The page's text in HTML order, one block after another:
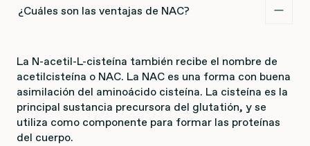
¿Cuáles son las ventajas de NAC?
La N-acetil-L-cisteína también recibe el nombre de
acetilcisteína o NAC. La NAC es una forma con buena
asimilación del aminoácido cisteína. La cisteína es la
principal sustancia precursora del glutatión, y se
utiliza como componente para formar las proteínas
del cuerpo.